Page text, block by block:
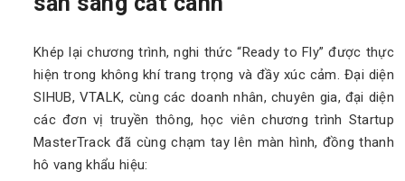
Khép lại chương trình, nghi thức “Ready to Fly” được thực
hiện trong không khí trang trọng và đầy xúc cảm. Đại diện
SIHUB, VTALK, cùng các doanh nhân, chuyên gia, đại diện
các đơn vị truyền thông, học viên chương trình Startup
MasterTrack đã cùng chạm tay lên màn hình, đồng thanh
hô vang khẩu hiệu: